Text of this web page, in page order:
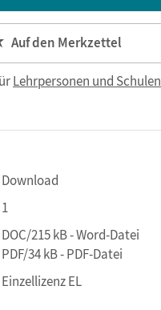
Auf den Merkzettel
Lehrpersonen und Schulen
Download
1
DOC/215 kB - Word-Datei
PDF/34 kB - PDF-Datei
Einzellizenz EL